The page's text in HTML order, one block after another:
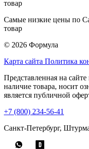
Самые низкие цены по
товар
© 2026 Формула
Карта сайта Политика
Представленная на
наличие товара, носит
является публичной
+7 (800) 234-56-41
Санкт-Петербург,